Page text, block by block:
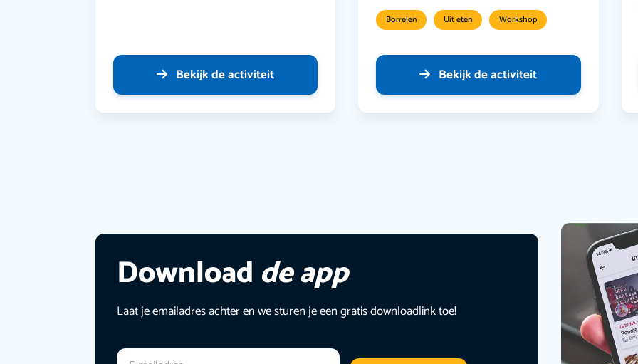
Bekijk de activiteit
Borrelen Uit eten Workshop
Bekijk de activiteit
Download de app
Laat je emailadres achter en we sturen je een gratis downloadlink toe!